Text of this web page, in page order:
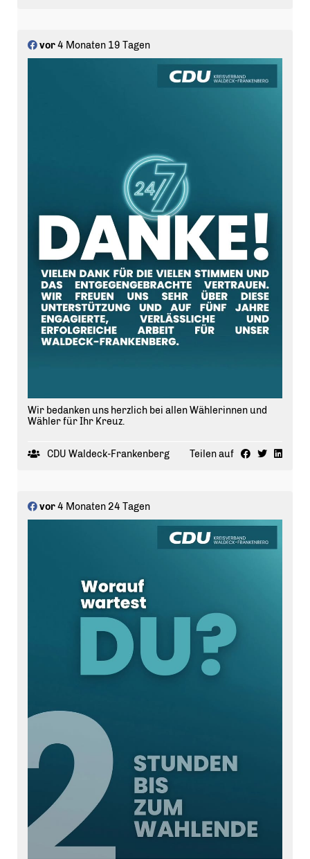
vor4 Monaten 19 Tagen
Wir bedanken uns herzlich bei allen Wählerinnen und
Wähler für Ihr Kreuz.
CDU Waldeck-Frankenberg Teilen auf
vor4 Monaten 24 Tagen